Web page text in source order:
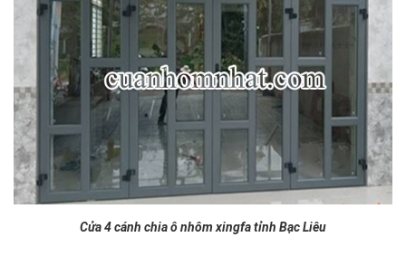
Cửa 4 cánh chia ô nhôm xingfa tỉnh Bạc Liêu